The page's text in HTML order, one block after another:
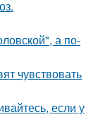
а по-
чувствовать
если у